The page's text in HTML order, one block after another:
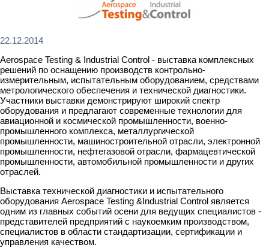
22.12.2014
Aerospace Testing & Industrial Control - выставка комплексных
решений по оснащению производств контрольно-
измерительным, испытательным оборудованием, средствами
метрологического обеспечения и технической диагностики.
Участники выставки демонстрируют широкий спектр
оборудования и предлагают современные технологии для
авиационной и космической промышленности, военно-
промышленного комплекса, металлургической
промышленности, машиностроительной отрасли, электронной
промышленности, нефтегазовой отрасли, фармацевтической
промышленности, автомобильной промышленности и других
отраслей.
Выставка технической диагностики и испытательного
оборудования Aerospace Testing &Industrial Control является
одним из главных событий осени для ведущих специалистов -
представителей предприятий с наукоемким производством,
специалистов в области стандартизации, сертификации и
управления качеством.